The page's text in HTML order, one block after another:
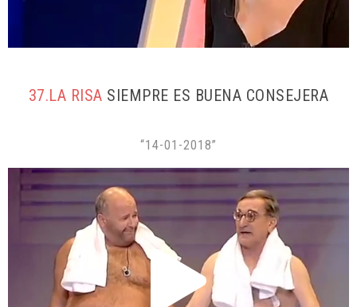
37.LA RISA SIEMPRE ES BUENA CONSEJERA
“14-01-2018”